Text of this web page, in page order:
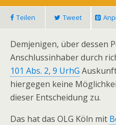
Teilen Tweet
Demjenigen, über dessen
Anschlussinhaber durch
101 Abs. 2, 9 UrhG
hiergegen keine
dieser Entscheidung zu.
Das hat das OLG Köln mit